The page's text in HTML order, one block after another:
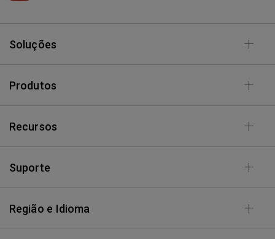
Soluções
Produtos
Recursos
Suporte
Região e Idioma